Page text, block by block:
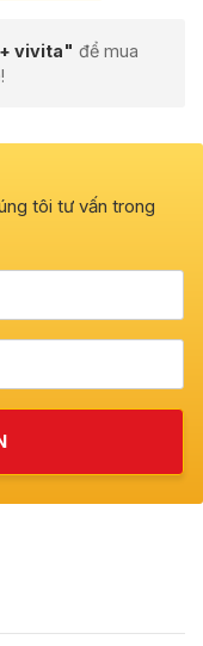
vivita" để mua
tôi tư vấn trong